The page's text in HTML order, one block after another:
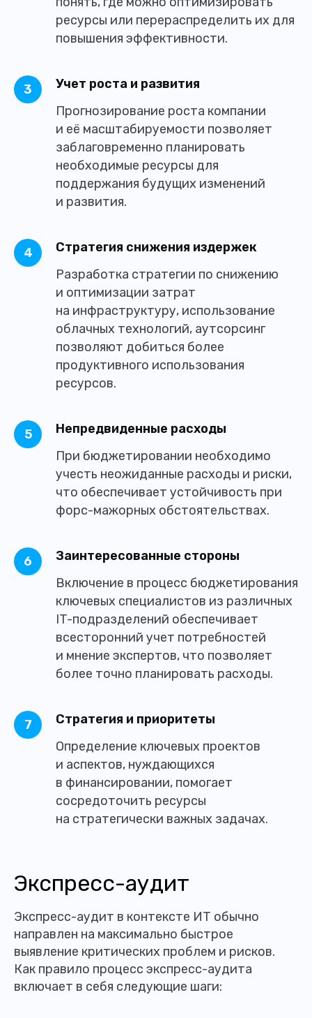
ресурсы или перераспределить их для
повышения эффективности.
Учет роста и развития
Прогнозирование роста компании
и её масштабируемости позволяет
заблаговременно планировать
необходимые ресурсы для
поддержания будущих изменений
и развития.
Стратегия снижения издержек
Разработка стратегии по снижению
и оптимизации затрат
на инфраструктуру, использование
облачных технологий, аутсорсинг
позволяют добиться более
продуктивного использования
ресурсов.
Непредвиденные расходы
При бюджетировании необходимо
учесть неожиданные расходы и риски,
что обеспечивает устойчивость при
форс-мажорных обстоятельствах.
Заинтересованные стороны
Включение в процесс бюджетирования
ключевых специалистов из различных
IT-подразделений обеспечивает
всесторонний учет потребностей
и мнение экспертов, что позволяет
более точно планировать расходы.
Стратегия и приоритеты
Определение ключевых проектов
и аспектов, нуждающихся
в финансировании, помогает
сосредоточить ресурсы
на стратегически важных задачах.
Экспресс-аудит
Экспресс-аудит в контексте ИТ обычно
направлен на максимально быстрое
выявление критических проблем и рисков.
Как правило процесс экспресс-аудита
включает в себя следующие шаги: